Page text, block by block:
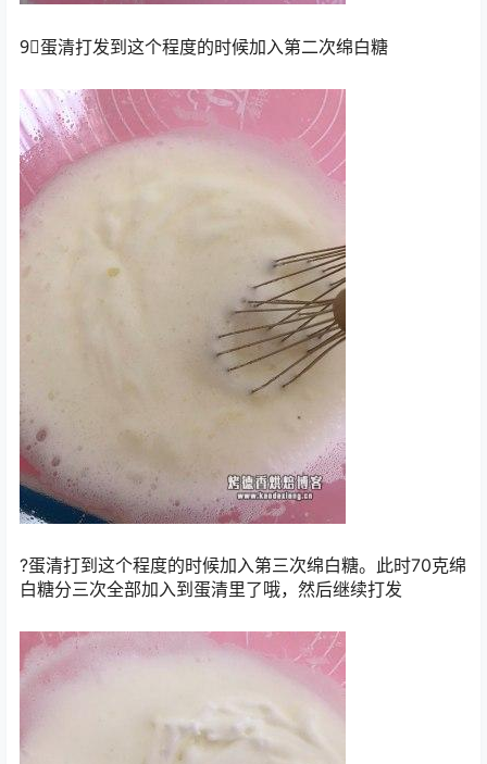
9⃣️蛋清打发到这个程度的时候加入第二次绵白糖
?蛋清打到这个程度的时候加入第三次绵白糖。此时70克绵
白糖分三次全部加入到蛋清里了哦，然后继续打发